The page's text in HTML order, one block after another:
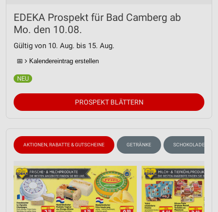
EDEKA Prospekt für Bad Camberg ab
Mo. den 10.08.
Gültig von 10. Aug. bis 15. Aug.
📅 Kalendereintrag erstellen
PROSPEKT BLÄTTERN
AKTIONEN, RABATTE & GUTSCHEINE GETRÄNKE SCHOKOLADE &